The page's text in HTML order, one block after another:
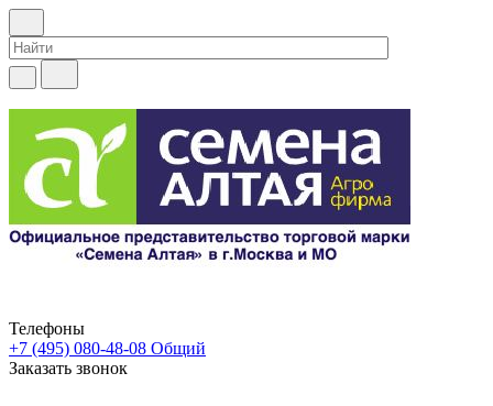
Телефоны
+7 (495) 080-48-08 Общий
Заказать звонок